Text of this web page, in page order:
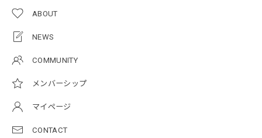
ABOUT
NEWS
COMMUNITY
メンバーシップ
マイページ
CONTACT